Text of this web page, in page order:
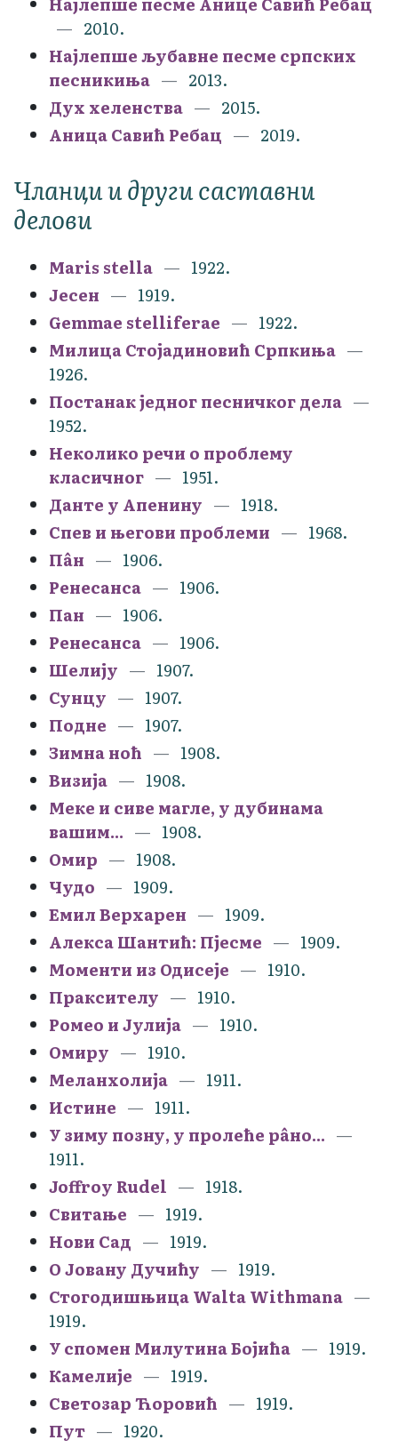
2010.
Најлепше љубавне песме српских
песникиња
2013.
Дух хеленства
2015.
Аница Савић Ребац
2019.
Чланци и други саставни
делови
Maris stella
1922.
Јесен
1919.
Gemmae stelliferae
1922.
Милица Стојадиновић Српкиња
1926.
Постанак једног песничког дела
1952.
Неколико речи о проблему
класичног
1951.
Данте у Апенину
1918.
Спев и његови проблеми
1968.
Пâн
1906.
Ренесанса
1906.
Пан
1906.
Ренесанса
1906.
Шелију
1907.
Сунцу
1907.
Подне
1907.
Зимна ноћ
1908.
Визија
1908.
Меке и сиве магле, у дубинама
вашим...
1908.
Омир
1908.
Чудо
1909.
Емил Верхарен
1909.
Алекса Шантић: Пјесме
1909.
Моменти из Одисеје
1910.
Праксителу
1910.
Ромео и Јулија
1910.
Омиру
1910.
Меланхолија
1911.
Истине
1911.
У зиму позну, у пролеће рâно...
1911.
Joffroy Rudel
1918.
Свитање
1919.
Нови Сад
1919.
О Јовану Дучићу
1919.
Стогодишњица Walta Withmana
1919.
У спомен Милутина Бојића
1919.
Камелије
1919.
Светозар Ћоровић
1919.
Пут
1920.